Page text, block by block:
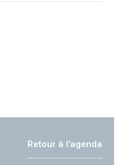
Retour à l'agenda